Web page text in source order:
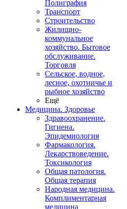
Полиграфия
Транспорт
Строительство
Жилищно-
коммунальное
хозяйство. Бытовое
обслуживание.
Торговля
Сельское, водное,
лесное, охотничье и
рыбное хозяйство
Ещё
Медицина. Здоровье
Здравоохранение.
Гигиена.
Эпидемиология
Фармакология.
Лекарствоведение.
Токсикология
Общая патология.
Общая терапия
Народная медицина.
Комплиментарная
медицина